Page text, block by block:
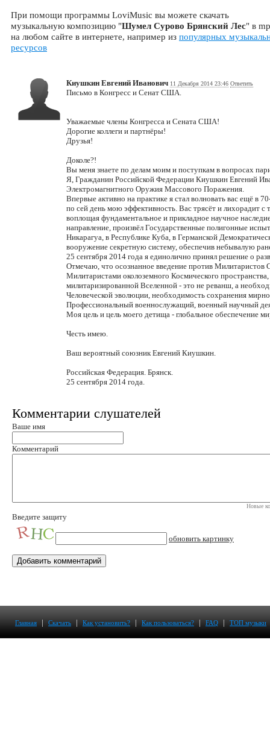
При помощи программы LoviMusic вы можете скачать
музыкальную композицию "Шумел Сурово Брянский Лес" в
на любом сайте в интернете, например из популярных
ресурсов
Киушкин Евгений Иванович 11 Декабря 2014 23:46 Ответить
Письмо в Конгресс и Сенат США.
Уважаемые члены Конгресса и Сената США!
Дорогие коллеги и партнёры!
Друзья!
Доколе?!
Вы меня знаете по делам моим и поступкам в вопросах
Я, Гражданин Российской Федерации Киушкин Евгений
Электромагнитного Оружия Массового Поражения.
Впервые активно на практике я стал волновать вас ещё в
по сей день мою эффективность. Вас трясёт и лихорадит
воплощая фундаментальное и прикладное научное
направление, произвёл Государственные полигонные
Никарагуа, в Республике Куба, в Германской
вооружение секретную систему, обеспечив небывалую
25 сентября 2014 года я единолично принял решение о
Отмечаю, что осознанное введение против
Милитаристами околоземного Космического
милитаризированной Вселенной - это не реванш, а
Человеческой эволюции, необходимость сохранения
Профессиональный военнослужащий, военный научный
Моя цель и цель моего детища - глобальное
Честь имею.
Ваш вероятный союзник Евгений Киушкин.
Российская Федерация. Брянск.
25 сентября 2014 года.
Комментарии слушателей
Ваше имя
Комментарий
Новые
Введите защиту
обновить картинку
Главная | Скачать | Как установить? | Как пользоваться? | FAQ | ТОП музыки